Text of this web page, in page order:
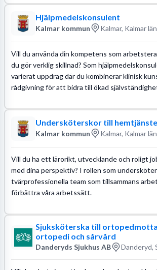
Hjälpmedelskonsulent
Kalmar kommun Kalmar, Kalmar län
Vill du använda din kompetens som
du gör verklig skillnad? Som
varierat uppdrag där du kombinerar klinisk
rådgivning för att bidra till ökad
Undersköterskor till
Kalmar kommun Kalmar, Kalmar län
Vill du ha ett lärorikt, utvecklande och roligt
med dina perspektiv? I rollen som
tvärprofessionella team som tillsammans
förbättra våra arbetssätt.
Sjuksköterska till
ortopedi och sårvård
Danderyds Sjukhus AB Danderyd,